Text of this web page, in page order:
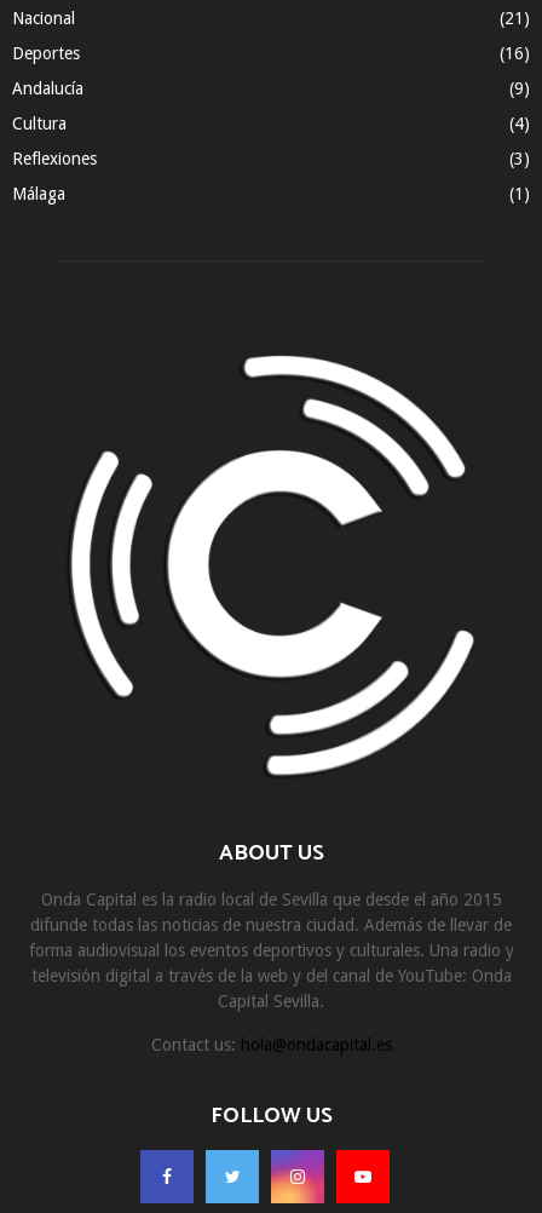
Nacional
(21)
Deportes
(16)
Andalucía
(9)
Cultura
(4)
Reflexiones
(3)
Málaga
(1)
ABOUT US
Onda Capital es la radio local de Sevilla que desde el año 2015
difunde todas las noticias de nuestra ciudad. Además de llevar de
forma audiovisual los eventos deportivos y culturales. Una radio y
televisión digital a través de la web y del canal de YouTube: Onda
Capital Sevilla.
Contact us: hola@ondacapital.es
FOLLOW US